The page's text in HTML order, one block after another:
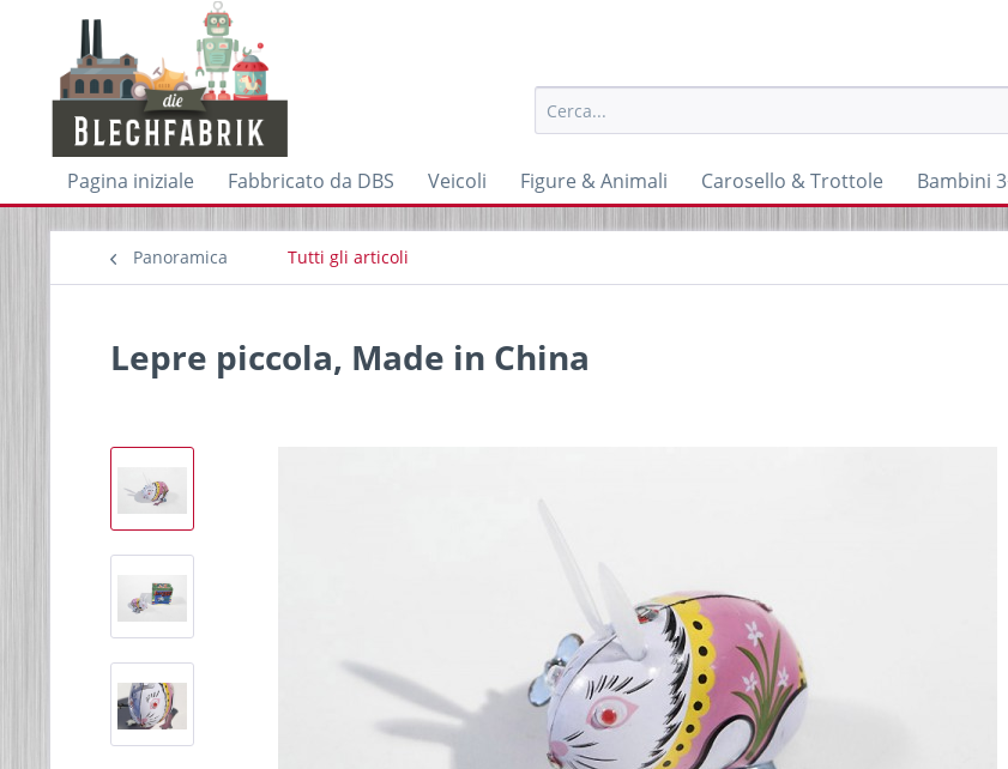
Pagina iniziale Fabbricato da DBS Veicoli Figure & Animali Carosello & Trottole Bambini
Panoramica Tutti gli articoli
Lepre piccola, Made in China